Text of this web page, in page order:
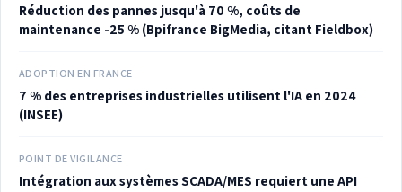
Réduction des pannes jusqu'à 70 %, coûts de
maintenance -25 % (Bpifrance BigMedia, citant Fieldbox)
ADOPTION EN FRANCE
7 % des entreprises industrielles utilisent l'IA en 2024
(INSEE)
POINT DE VIGILANCE
Intégration aux systèmes SCADA/MES requiert une API